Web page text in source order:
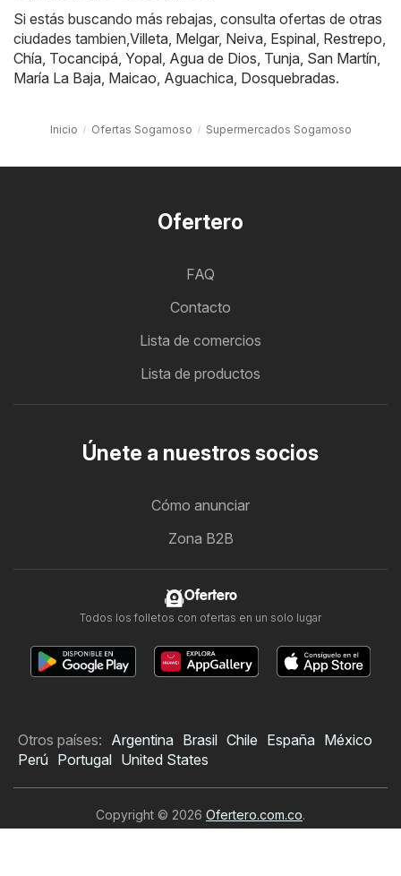
Si estás buscando más rebajas, consulta ofertas de otras
ciudades tambien, Villeta Melgar, Neiva Espinal Restrepo
Chía Tocancipá Yopal Agua de Dios Tunja San Martín
María La Baja Maicao Aguachica Dosquebradas.
Inicio Ofertas Sogamoso Supermercados Sogamoso
Ofertero
FAQ
Contacto
Lista de comercios
Lista de productos
Únete a nuestros socios
Cómo anunciar
Zona B2B
Ofertero
Todos los folletos con ofertas en un solo lugar
Otros países: Argentina Brasil Chile España México
Perú Portugal United States
Copyright © 2026 Ofertero.com.co.